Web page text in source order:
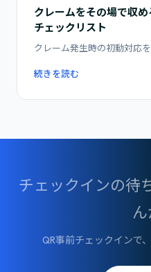
クレームをその場で収
チェックリスト
クレーム発生時の初動対応
続きを読む
チェックインの待
ん
QR事前チェックインで